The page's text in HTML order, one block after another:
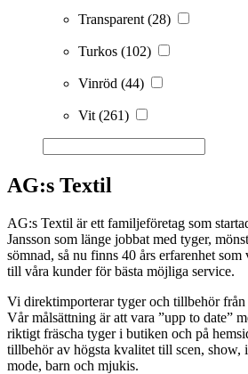
Transparent (28)
Turkos (102)
Vinröd (44)
Vit (261)
AG:s Textil
AG:s Textil är ett familjeföretag som
Jansson som länge jobbat med tyger,
sömnad, så nu finns 40 års erfarenhet
till våra kunder för bästa möjliga service.
Vi direktimporterar tyger och tillbehör
Vår målsättning är att vara ”upp to date”
riktigt fräscha tyger i butiken och på
tillbehör av högsta kvalitet till scen, show,
mode, barn och mjukis.